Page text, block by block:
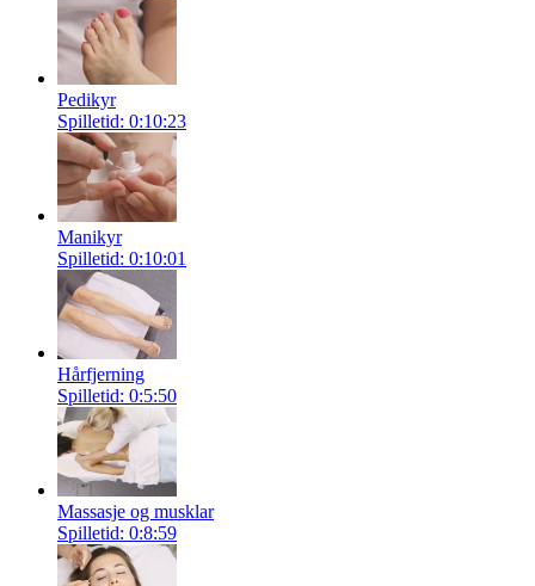
Pedikyr
Spilletid: 0:10:23
Manikyr
Spilletid: 0:10:01
Hårfjerning
Spilletid: 0:5:50
Massasje og musklar
Spilletid: 0:8:59